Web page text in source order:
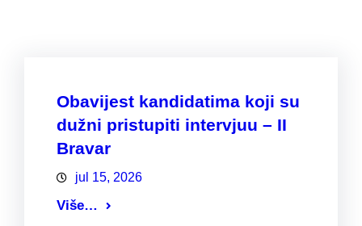
Obavijest kandidatima koji su
dužni pristupiti intervjuu – II
Bravar
jul 15, 2026
Više…